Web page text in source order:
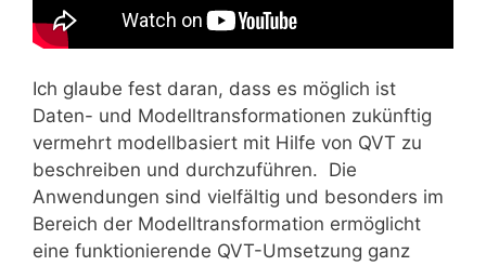
Ich glaube fest daran, dass es möglich ist
Daten- und Modelltransformationen zukünftig
vermehrt modellbasiert mit Hilfe von QVT zu
beschreiben und durchzuführen. Die
Anwendungen sind vielfältig und besonders im
Bereich der Modelltransformation ermöglicht
eine funktionierende QVT-Umsetzung ganz